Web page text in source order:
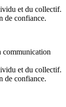
et du collectif.
de confiance.
communication
et du collectif.
de confiance.